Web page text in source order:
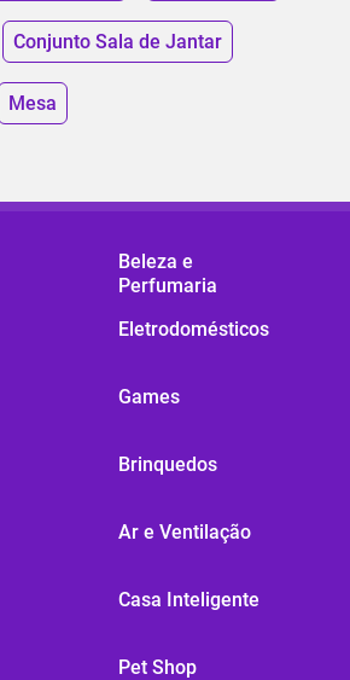
Conjunto Sala de Jantar
Mesa
Beleza e
Perfumaria
Eletrodomésticos
Games
Brinquedos
Ar e Ventilação
Casa Inteligente
Pet Shop